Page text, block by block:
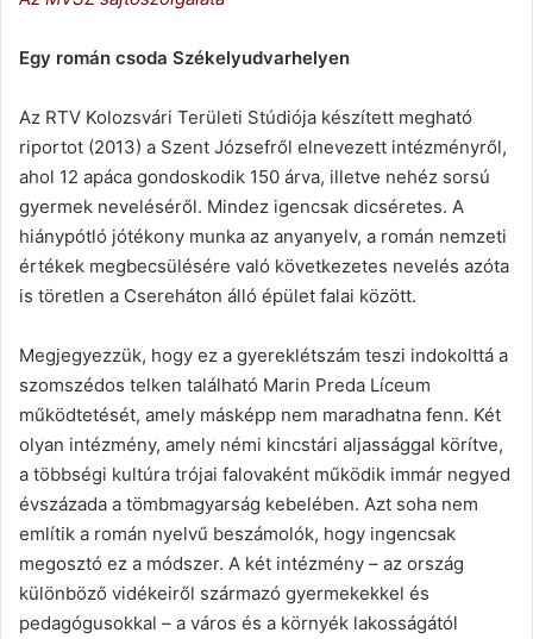
Egy román csoda Székelyudvarhelyen
Az RTV Kolozsvári Területi Stúdiója készített megható
riportot (2013) a Szent Józsefről elnevezett intézményről,
ahol 12 apáca gondoskodik 150 árva, illetve nehéz sorsú
gyermek neveléséről. Mindez igencsak dicséretes. A
hiánypótló jótékony munka az anyanyelv, a román nemzeti
értékek megbecsülésére való következetes nevelés azóta
is töretlen a Csereháton álló épület falai között.
Megjegyezzük, hogy ez a gyereklétszám teszi indokolttá a
szomszédos telken található Marin Preda Líceum
működtetését, amely másképp nem maradhatna fenn. Két
olyan intézmény, amely némi kincstári aljassággal körítve,
a többségi kultúra trójai falovaként működik immár negyed
évszázada a tömbmagyarság kebelében. Azt soha nem
említik a román nyelvű beszámolók, hogy ingencsak
megosztó ez a módszer. A két intézmény – az ország
különböző vidékeiről származó gyermekekkel és
pedagógusokkal – a város és a környék lakosságától